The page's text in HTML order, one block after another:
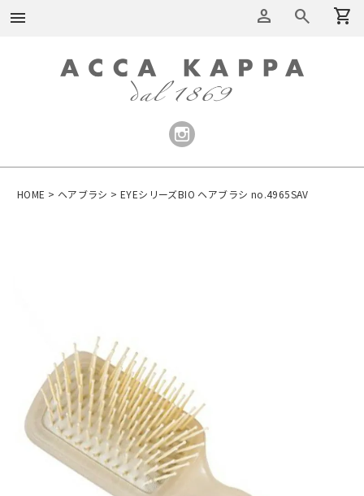
menu person search shopping_cart
HOME ヘアブラシ EYEシリーズBIO ヘアブラシ no.4965SAV